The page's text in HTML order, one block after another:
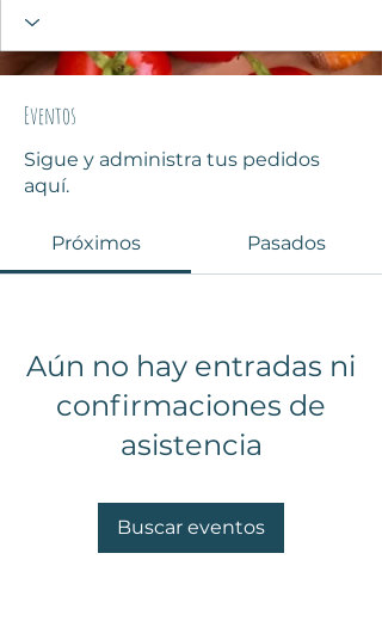
Eventos
Sigue y administra tus pedidos
aquí.
Próximos Pasados
Aún no hay entradas ni
confirmaciones de
asistencia
Buscar eventos